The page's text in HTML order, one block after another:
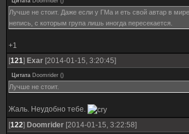
Лучше не стоит. Даже если у ГМа и еть свой автар в
непись, с которым група лишь иногда пересекается.
+1
[121] Exar [2014-01-15, 3:20:45]
Цитата Doomrider ()
Лучше не стоит.
Жаль. Неудобно тебе.
[122] Doomrider [2014-01-15, 3:22:58]